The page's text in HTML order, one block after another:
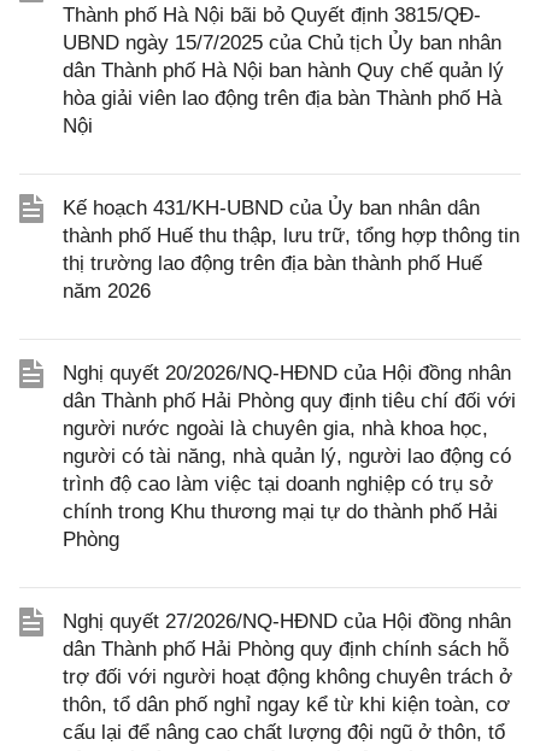
Thành phố Hà Nội bãi bỏ Quyết định 3815/QĐ-
UBND ngày 15/7/2025 của Chủ tịch Ủy ban nhân
dân Thành phố Hà Nội ban hành Quy chế quản lý
hòa giải viên lao động trên địa bàn Thành phố Hà
Nội
Kế hoạch 431/KH-UBND của Ủy ban nhân dân
thành phố Huế thu thập, lưu trữ, tổng hợp thông tin
thị trường lao động trên địa bàn thành phố Huế
năm 2026
Nghị quyết 20/2026/NQ-HĐND của Hội đồng nhân
dân Thành phố Hải Phòng quy định tiêu chí đối với
người nước ngoài là chuyên gia, nhà khoa học,
người có tài năng, nhà quản lý, người lao động có
trình độ cao làm việc tại doanh nghiệp có trụ sở
chính trong Khu thương mại tự do thành phố Hải
Phòng
Nghị quyết 27/2026/NQ-HĐND của Hội đồng nhân
dân Thành phố Hải Phòng quy định chính sách hỗ
trợ đối với người hoạt động không chuyên trách ở
thôn, tổ dân phố nghỉ ngay kể từ khi kiện toàn, cơ
cấu lại để nâng cao chất lượng đội ngũ ở thôn, tổ